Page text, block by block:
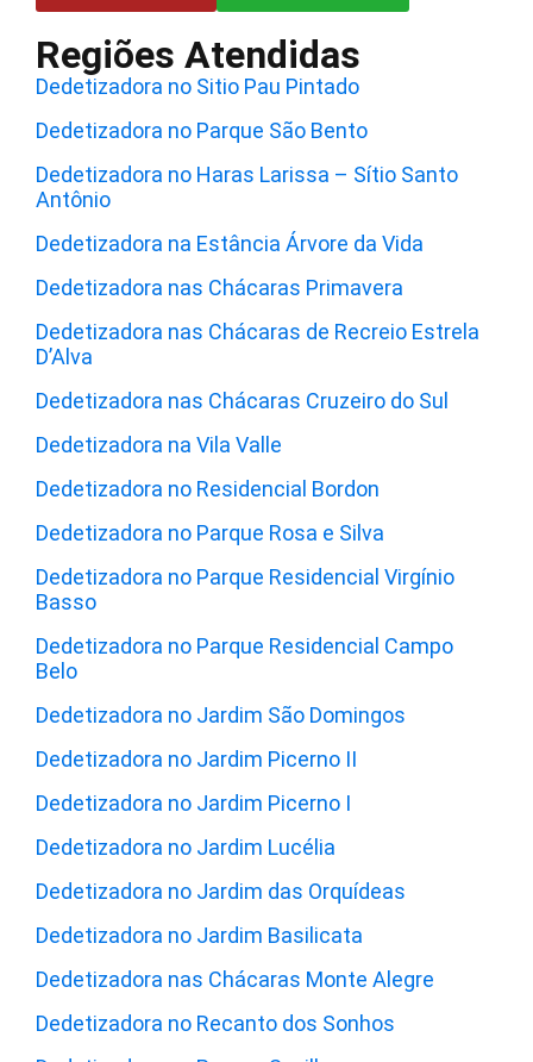
Regiões Atendidas
Dedetizadora no Sitio Pau Pintado
Dedetizadora no Parque São Bento
Dedetizadora no Haras Larissa – Sítio Santo
Antônio
Dedetizadora na Estância Árvore da Vida
Dedetizadora nas Chácaras Primavera
Dedetizadora nas Chácaras de Recreio Estrela
D’Alva
Dedetizadora nas Chácaras Cruzeiro do Sul
Dedetizadora na Vila Valle
Dedetizadora no Residencial Bordon
Dedetizadora no Parque Rosa e Silva
Dedetizadora no Parque Residencial Virgínio
Basso
Dedetizadora no Parque Residencial Campo
Belo
Dedetizadora no Jardim São Domingos
Dedetizadora no Jardim Picerno II
Dedetizadora no Jardim Picerno I
Dedetizadora no Jardim Lucélia
Dedetizadora no Jardim das Orquídeas
Dedetizadora no Jardim Basilicata
Dedetizadora nas Chácaras Monte Alegre
Dedetizadora no Recanto dos Sonhos